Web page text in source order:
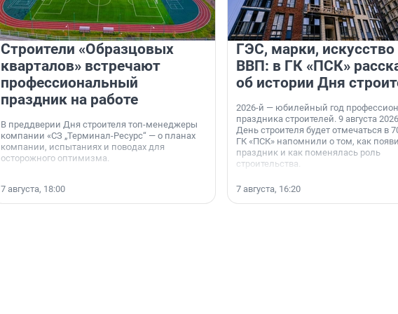
Строители «Образцовых
кварталов» встречают
профессиональный
праздник на работе
В преддверии Дня строителя топ-менеджеры
компании «СЗ „Терминал-Ресурс“ — о планах
компании, испытаниях и поводах для
осторожного оптимизма.
7 августа, 18:00
ГЭС, марки, искусство
ВВП: в ГК «ПСК»
об истории Дня
2026-й — юбилейный год
праздника строителей. 9 августа
День строителя будет отмечаться в
ГК «ПСК» напомнили о том, как
праздник и как поменялась роль
строительства.
7 августа, 16:20